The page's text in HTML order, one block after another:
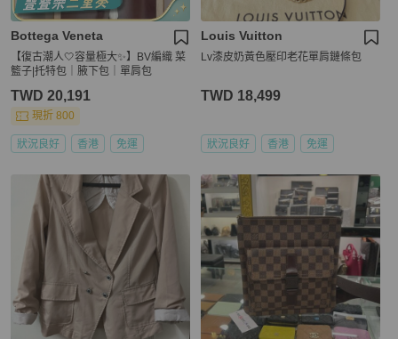
Bottega Veneta
【復古潮人🤍容量極大✨】BV編織 菜
籃子|托特包｜腋下包｜單肩包
TWD 20,191
現折 800
狀況良好 香港 免運
Louis Vuitton
Lv漆皮奶黃色壓印老花單肩鏈條包
TWD 18,499
狀況良好 香港 免運